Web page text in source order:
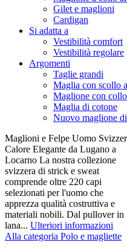
Gilet e maglioni
Cardigan
Si adatta a
Vestibilità comfort
Vestibilità regolare
Argomenti
Taglie grandi
Maglia con scollo
Maglione con
Maglia di cotone
Nuovo maglione
Maglioni e Felpe Uomo
Calore Elegante da Lugano a
Locarno La nostra collezione
svizzera di strick e sweat
comprende oltre 220 capi
selezionati per l'uomo che
apprezza qualità costruttiva e
materiali nobili. Dal pullover in
lana... Ulteriori informazioni
Alla categoria Polo e magliette